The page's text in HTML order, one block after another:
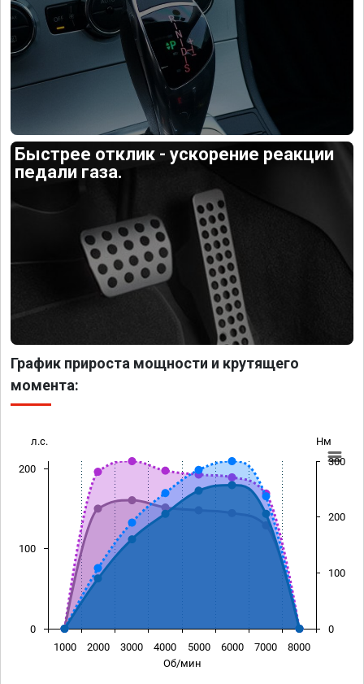
Быстрее отклик - ускорение реакции
педали газа.
График прироста мощности и крутящего
момента:
Об/мин
л.с. Нм
1000 2000 3000 4000 5000 6000 7000 8000
0
100
200
0
100
200
300